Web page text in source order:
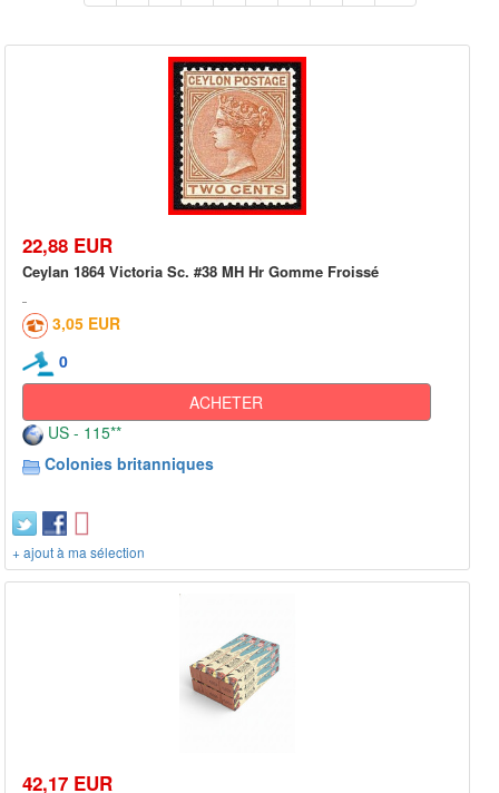
22,88 EUR
Ceylan 1864 Victoria Sc. #38 MH Hr Gomme Froissé
3,05 EUR
0
ACHETER
US - 115**
Colonies britanniques
+ ajout à ma sélection
42,17 EUR